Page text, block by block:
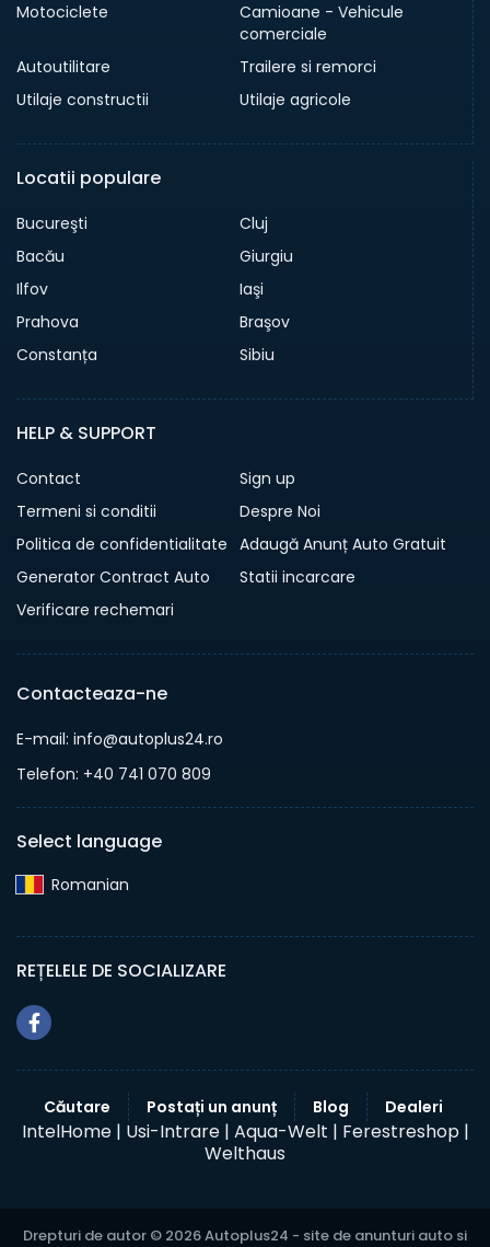
Motociclete
Camioane - Vehicule
comerciale
Autoutilitare
Trailere si remorci
Utilaje constructii
Utilaje agricole
Locatii populare
Bucureşti
Cluj
Bacău
Giurgiu
Ilfov
Iaşi
Prahova
Braşov
Constanța
Sibiu
HELP & SUPPORT
Contact
Sign up
Termeni si conditii
Despre Noi
Politica de confidentialitate Adaugă Anunț Auto Gratuit
Generator Contract Auto
Statii incarcare
Verificare rechemari
Contacteaza-ne
E-mail: info@autoplus24.ro
Telefon: +40 741 070 809
Select language
Romanian‎
REȚELELE DE SOCIALIZARE
Căutare Postați un anunț Blog Dealeri
IntelHome | Usi-Intrare | Aqua-Welt | Ferestreshop |
Welthaus
Drepturi de autor © 2026 Autoplus24 - site de anunturi auto si